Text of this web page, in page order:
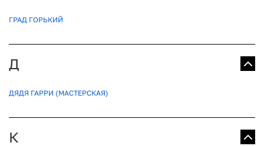
ГРАД ГОРЬКИЙ
Д
ДЯДЯ ГАРРИ (МАСТЕРСКАЯ)
К